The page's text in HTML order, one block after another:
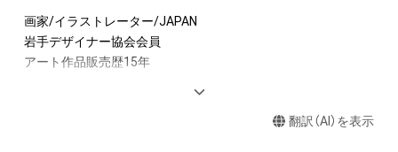
産権(それらの権利を取得し、又はそれらの権利につき登録等を
出願する権利を含みます。)を意味します。)は、本アイテムの著
作権を有する方、著作隣接権の権利者またはその管理委託を受
を保有していたとしても、本アイテムに関する創作物にかかる
画家/イラストレーター/JAPAN
岩手デザイナー協会会員
アート作品販売歴15年
翻訳（AI）を表示